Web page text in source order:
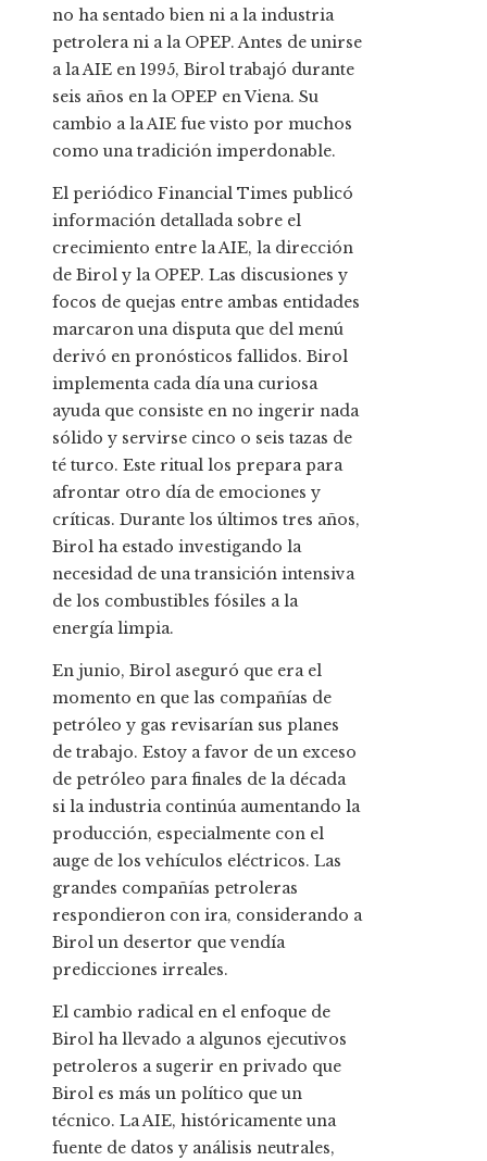
no ha sentado bien ni a la industria
petrolera ni a la OPEP. Antes de unirse
a la AIE en 1995, Birol trabajó durante
seis años en la OPEP en Viena. Su
cambio a la AIE fue visto por muchos
como una tradición imperdonable.
El periódico Financial Times publicó
información detallada sobre el
crecimiento entre la AIE, la dirección
de Birol y la OPEP. Las discusiones y
focos de quejas entre ambas entidades
marcaron una disputa que del menú
derivó en pronósticos fallidos. Birol
implementa cada día una curiosa
ayuda que consiste en no ingerir nada
sólido y servirse cinco o seis tazas de
té turco. Este ritual los prepara para
afrontar otro día de emociones y
críticas. Durante los últimos tres años,
Birol ha estado investigando la
necesidad de una transición intensiva
de los combustibles fósiles a la
energía limpia.
En junio, Birol aseguró que era el
momento en que las compañías de
petróleo y gas revisarían sus planes
de trabajo. Estoy a favor de un exceso
de petróleo para finales de la década
si la industria continúa aumentando la
producción, especialmente con el
auge de los vehículos eléctricos. Las
grandes compañías petroleras
respondieron con ira, considerando a
Birol un desertor que vendía
predicciones irreales.
El cambio radical en el enfoque de
Birol ha llevado a algunos ejecutivos
petroleros a sugerir en privado que
Birol es más un político que un
técnico. La AIE, históricamente una
fuente de datos y análisis neutrales,